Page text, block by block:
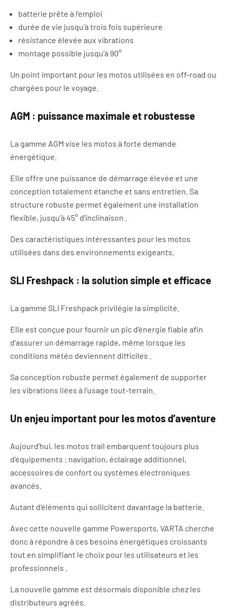
batterie prête à l’emploi
durée de vie jusqu’à trois fois supérieure
résistance élevée aux vibrations
montage possible jusqu’à 90°
Un point important pour les motos utilisées en off-road ou
chargées pour le voyage.
AGM : puissance maximale et robustesse
La gamme AGM vise les motos à forte demande
énergétique.
Elle offre une puissance de démarrage élevée et une
conception totalement étanche et sans entretien. Sa
structure robuste permet également une installation
flexible, jusqu’à 45° d’inclinaison .
Des caractéristiques intéressantes pour les motos
utilisées dans des environnements exigeants.
SLI Freshpack : la solution simple et efficace
La gamme SLI Freshpack privilégie la simplicité.
Elle est conçue pour fournir un pic d’énergie fiable afin
d’assurer un démarrage rapide, même lorsque les
conditions météo deviennent difficiles .
Sa conception robuste permet également de supporter
les vibrations liées à l’usage tout-terrain.
Un enjeu important pour les motos d’aventure
Aujourd’hui, les motos trail embarquent toujours plus
d’équipements : navigation, éclairage additionnel,
accessoires de confort ou systèmes électroniques
avancés.
Autant d’éléments qui sollicitent davantage la batterie.
Avec cette nouvelle gamme Powersports, VARTA cherche
donc à répondre à ces besoins énergétiques croissants
tout en simplifiant le choix pour les utilisateurs et les
professionnels .
La nouvelle gamme est désormais disponible chez les
distributeurs agréés.